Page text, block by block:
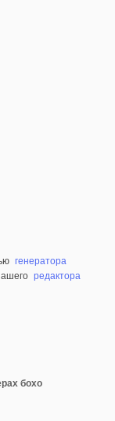
генератора
редактора
бохо